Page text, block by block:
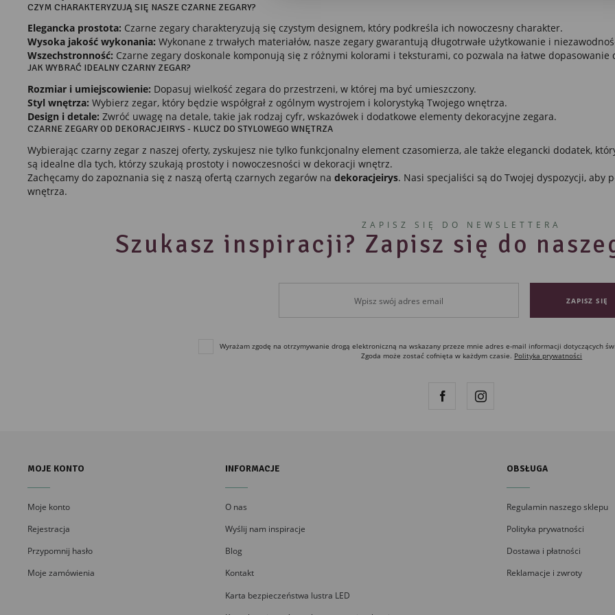
CZYM CHARAKTERYZUJĄ SIĘ NASZE CZARNE ZEGARY?
Elegancka prostota: Czarne zegary charakteryzują się czystym designem, który podkreśla ich nowoczesny charakter.
Wysoka jakość wykonania: Wykonane z trwałych materiałów, nasze zegary gwarantują długotrwałe użytkowanie i
Wszechstronność: Czarne zegary doskonale komponują się z różnymi kolorami i teksturami, co pozwala na łatwe dopasowanie
JAK WYBRAĆ IDEALNY CZARNY ZEGAR?
Rozmiar i umiejscowienie: Dopasuj wielkość zegara do przestrzeni, w której ma być umieszczony.
Styl wnętrza: Wybierz zegar, który będzie współgrał z ogólnym wystrojem i kolorystyką Twojego wnętrza.
Design i detale: Zwróć uwagę na detale, takie jak rodzaj cyfr, wskazówek i dodatkowe elementy dekoracyjne zegara.
CZARNE ZEGARY OD DEKORACJEIRYS - KLUCZ DO STYLOWEGO WNĘTRZA
Wybierając czarny zegar z naszej oferty, zyskujesz nie tylko funkcjonalny element czasomierza, ale także elegancki dodatek,
są idealne dla tych, którzy szukają prostoty i nowoczesności w dekoracji wnętrz.
Zachęcamy do zapoznania się z naszą ofertą czarnych zegarów na dekoracjeirys. Nasi specjaliści są do Twojej dyspozycji, aby
wnętrza.
ZAPISZ SIĘ DO NEWSLETTERA
Szukasz inspiracji? Zapisz się do
Wyrażam zgodę na otrzymywanie drogą elektroniczną na wskazany przeze mnie adres e-mail informacji dotyczących
Zgoda może zostać cofnięta w każdym czasie. Polityka prywatności
MOJE KONTO
Moje konto
Rejestracja
Przypomnij hasło
Moje zamówienia
INFORMACJE
O nas
Wyślij nam inspiracje
Blog
Kontakt
Karta bezpieczeństwa lustra LED
OBSŁUGA
Regulamin naszego sklepu
Polityka prywatności
Dostawa i płatności
Reklamacje i zwroty
stronach naszych partnerów.
Promocyjne pliki cookies służą do prezentowania Ci naszych komunikatów na podstawie analizy
Twoich upodobań oraz Twoich zwyczajów dotyczących przeglądanej witryny internetowej. Treści
prezentujących nasze treści w postaci wiadomości, ofert, komunikatów mediów
Więcej